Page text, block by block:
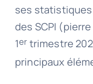
ses
des SCPI
1er trimestre
principaux